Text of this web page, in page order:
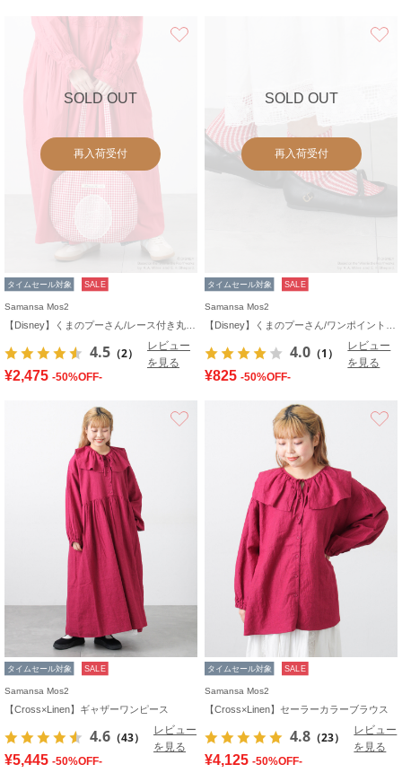
SOLD OUT
再入荷受付
タイムセール対象 SALE
Samansa Mos2
4.5 （2）
レビュー
を見る
¥2,475 -50%OFF-
SOLD OUT
再入荷受付
タイムセール対象 SALE
Samansa Mos2
4.0 （1）
レビュー
を見る
¥825 -50%OFF-
タイムセール対象 SALE
Samansa Mos2
【Cross×Linen】ギャザーワンピース
4.6 （43）
レビュー
を見る
¥5,445 -50%OFF-
タイムセール対象 SALE
Samansa Mos2
【Cross×Linen】セーラーカラーブラウス
4.8 （23）
レビュー
を見る
¥4,125 -50%OFF-